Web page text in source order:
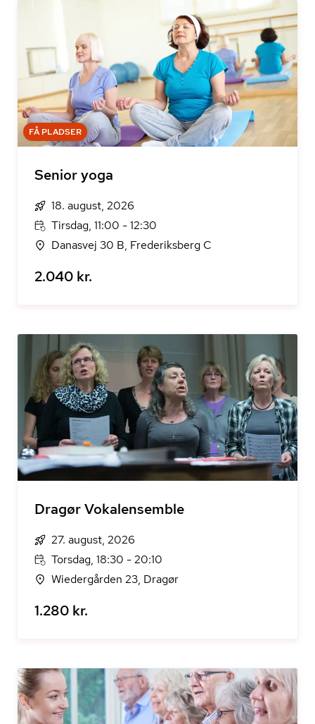
FÅ PLADSER
Senior yoga
18. august, 2026
Tirsdag, 11:00 - 12:30
Danasvej 30 B, Frederiksberg C
2.040 kr.
Dragør Vokalensemble
27. august, 2026
Torsdag, 18:30 - 20:10
Wiedergården 23, Dragør
1.280 kr.